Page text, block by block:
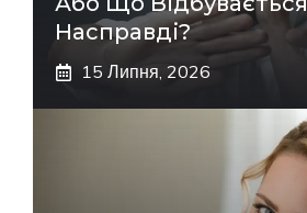
Насправді?
15 Липня, 2026